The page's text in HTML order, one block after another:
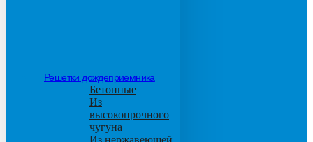
Решетки дождеприемника
Бетонные
Из
высокопрочного
чугуна
Из нержавеющей